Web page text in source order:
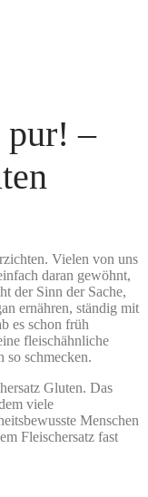
pur! –
Vielen von uns
daran gewöhnt,
der Sinn der Sache,
ernähren, ständig mit
es schon früh
fleischähnliche
so schmecken.
Gluten. Das
viele
Menschen
Fleischersatz fast